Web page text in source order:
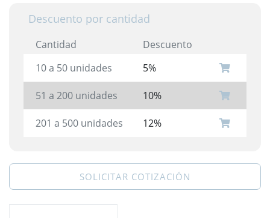
Descuento por cantidad
Cantidad
Descuento
10 a 50 unidades
5%
51 a 200 unidades 10%
201 a 500 unidades 12%
SOLICITAR COTIZACIÓN